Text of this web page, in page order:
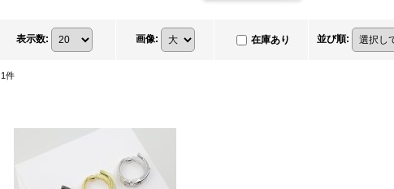
表示数: 画像: 在庫あり 並び順:
1件